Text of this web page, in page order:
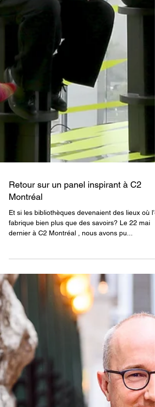
fabrique bien plus que des savoirs? Le 22 mai
dernier à C2 Montréal , nous avons pu...